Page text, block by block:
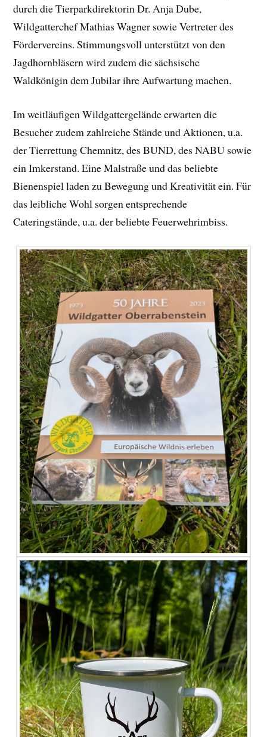
durch die Tierparkdirektorin Dr. Anja Dube,
Wildgatterchef Mathias Wagner sowie Vertreter des
Fördervereins. Stimmungsvoll unterstützt von den
Jagdhornbläsern wird zudem die sächsische
Waldkönigin dem Jubilar ihre Aufwartung machen.
Im weitläufigen Wildgattergelände erwarten die
Besucher zudem zahlreiche Stände und Aktionen, u.a.
der Tierrettung Chemnitz, des BUND, des NABU sowie
ein Imkerstand. Eine Malstraße und das beliebte
Bienenspiel laden zu Bewegung und Kreativität ein. Für
das leibliche Wohl sorgen entsprechende
Cateringstände, u.a. der beliebte Feuerwehrimbiss.